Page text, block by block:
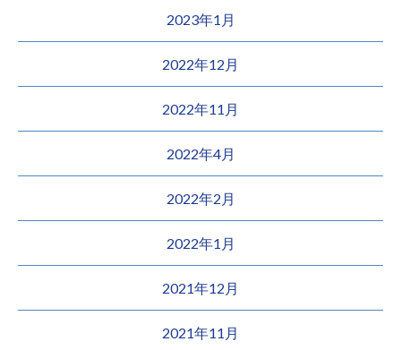
2023年1月
2022年12月
2022年11月
2022年4月
2022年2月
2022年1月
2021年12月
2021年11月